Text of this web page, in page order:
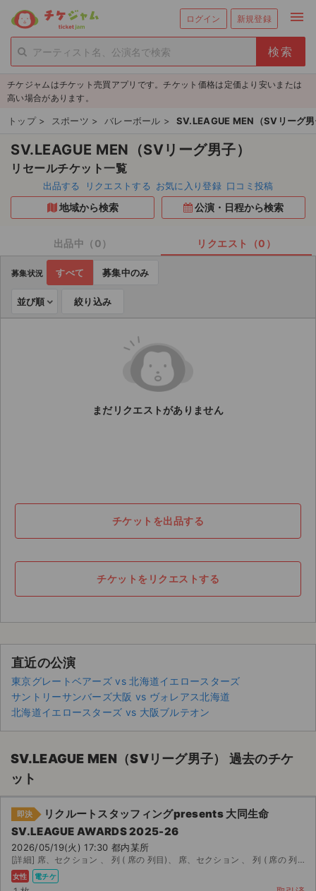
ログイン 新規登録 menu
person_add 新規会員登録
チケットを探す
新着チケット
値下げしたチケット
都道府県からチケットを探す
もうすぐ開催のチケット
チケットのリクエスト一覧
取扱チケット
ライブ・コンサート（海外）
ご利用ガイド
AIに質問する
よくある質問
お知らせ
チケジャムはチケット売買アプリです。チケット価格は定価より安いまたは
高い場合があります。
トップ > スポーツ > バレーボール > SV.LEAGUE MEN（SVリーグ
SV.LEAGUE MEN（SVリーグ男子）
リセールチケット一覧
出品する リクエストする お気に入り登録 口コミ投稿
地域から検索 公演・日程から検索
出品中（0） リクエスト（0）
募集状況 すべて 募集中のみ
並び順 絞り込み
まだリクエストがありません
チケットを出品する
チケットをリクエストする
直近の公演
東京グレートベアーズ vs 北海道イエロースターズ
サントリーサンバーズ大阪 vs ヴォレアス北海道
北海道イエロースターズ vs 大阪ブルテオン
SV.LEAGUE MEN（SVリーグ男子） 過去のチケ
ット
即決
リクルートスタッフィングpresents 大同生命
SV.LEAGUE AWARDS 2025-26
2026/05/19(火) 17:30 都内某所
[詳細] 席、セクション 、 列 ( 席の 列目)、 席、セクション 、 列 ( 席の 列目...
女性 電チケ